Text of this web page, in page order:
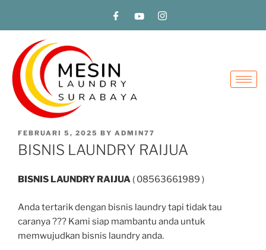
FEBRUARI 5, 2025 BY ADMIN77
BISNIS LAUNDRY RAIJUA
BISNIS LAUNDRY RAIJUA ( 08563661989 )
Anda tertarik dengan bisnis laundry tapi tidak tau
caranya ??? Kami siap mambantu anda untuk
memwujudkan bisnis laundry anda.